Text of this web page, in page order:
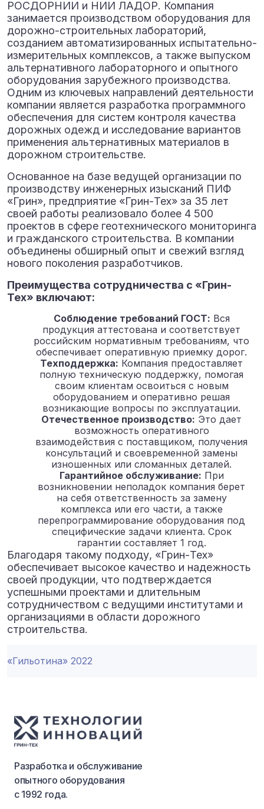
РОСДОРНИИ и НИИ ЛАДОР. Компания
занимается производством оборудования для
дорожно-строительных лабораторий,
созданием автоматизированных испытательно-
измерительных комплексов, а также выпуском
альтернативного лабораторного и опытного
оборудования зарубежного производства.
Одним из ключевых направлений деятельности
компании является разработка программного
обеспечения для систем контроля качества
дорожных одежд и исследование вариантов
применения альтернативных материалов в
дорожном строительстве.
Основанное на базе ведущей организации по
производству инженерных изысканий ПИФ
«Грин», предприятие «Грин-Тех» за 35 лет
своей работы реализовало более 4 500
проектов в сфере геотехнического мониторинга
и гражданского строительства. В компании
объединены обширный опыт и свежий взгляд
нового поколения разработчиков.
Преимущества сотрудничества с «Грин-
Тех» включают:
Соблюдение требований ГОСТ: Вся
продукция аттестована и соответствует
российским нормативным требованиям, что
обеспечивает оперативную приемку дорог.
Техподдержка: Компания предоставляет
полную техническую поддержку, помогая
своим клиентам освоиться с новым
оборудованием и оперативно решая
возникающие вопросы по эксплуатации.
Отечественное производство: Это дает
возможность оперативного
взаимодействия с поставщиком, получения
консультаций и своевременной замены
изношенных или сломанных деталей.
Гарантийное обслуживание: При
возникновении неполадок компания берет
на себя ответственность за замену
комплекса или его части, а также
перепрограммирование оборудования под
специфические задачи клиента. Срок
гарантии составляет 1 год.
Благодаря такому подходу, «Грин-Тех»
обеспечивает высокое качество и надежность
своей продукции, что подтверждается
успешными проектами и длительным
сотрудничеством с ведущими институтами и
организациями в области дорожного
строительства.
«Гильотина» 2022
Разработка и обслуживание
опытного оборудования
с 1992 года.